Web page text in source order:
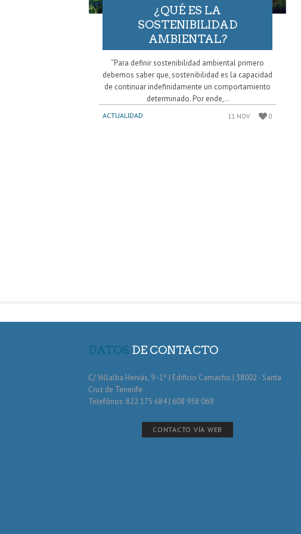
¿QUÉ ES LA
SOSTENIBILIDAD
AMBIENTAL?
“Para definir sostenibilidad ambiental primero
debemos saber que, sostenibilidad es la capacidad
de continuar indefinidamente un comportamiento
determinado. Por ende,..
ACTUALIDAD 11 NOV 0
DATOS DE CONTACTO
C/ Villalba Hervás, 9 -1º | Edificio Camacho | 38002 · Santa
Cruz de Tenerife
Telefónos: 822 175 684 | 608 958 069
CONTACTO VÍA WEB